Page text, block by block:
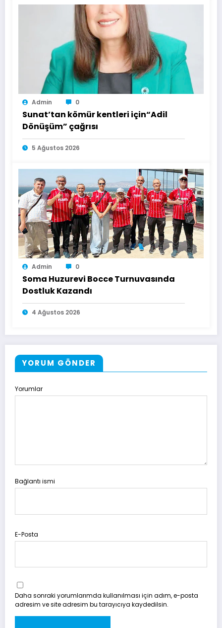
Admin 0
Sunat’tan kömür kentleri için“Adil
Dönüşüm” çağrısı
5 Ağustos 2026
Admin 0
Soma Huzurevi Bocce Turnuvasında
Dostluk Kazandı
4 Ağustos 2026
YORUM GÖNDER
Yorumlar
Bağlantı ismi
E-Posta
Daha sonraki yorumlarımda kullanılması için adım, e-posta
adresim ve site adresim bu tarayıcıya kaydedilsin.